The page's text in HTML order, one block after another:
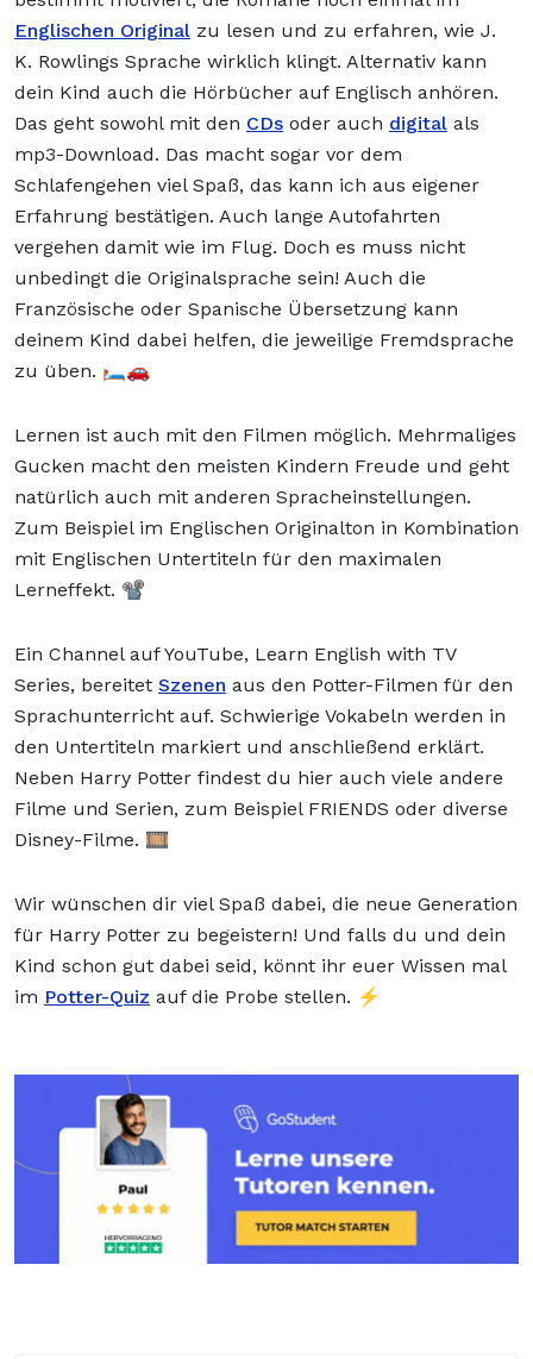
Englischen Original zu lesen und zu erfahren, wie J.
K. Rowlings Sprache wirklich klingt. Alternativ kann
dein Kind auch die Hörbücher auf Englisch anhören.
Das geht sowohl mit den CDs oder auch digital als
mp3-Download. Das macht sogar vor dem
Schlafengehen viel Spaß, das kann ich aus eigener
Erfahrung bestätigen. Auch lange Autofahrten
vergehen damit wie im Flug. Doch es muss nicht
unbedingt die Originalsprache sein! Auch die
Französische oder Spanische Übersetzung kann
deinem Kind dabei helfen, die jeweilige Fremdsprache
zu üben. 🛏️🚗
Lernen ist auch mit den Filmen möglich. Mehrmaliges
Gucken macht den meisten Kindern Freude und geht
natürlich auch mit anderen Spracheinstellungen.
Zum Beispiel im Englischen Originalton in Kombination
mit Englischen Untertiteln für den maximalen
Lerneffekt. 📽️
Ein Channel auf YouTube, Learn English with TV
Series, bereitet Szenen aus den Potter-Filmen für den
Sprachunterricht auf. Schwierige Vokabeln werden in
den Untertiteln markiert und anschließend erklärt.
Neben Harry Potter findest du hier auch viele andere
Filme und Serien, zum Beispiel FRIENDS oder diverse
Disney-Filme. 🎞️
Wir wünschen dir viel Spaß dabei, die neue Generation
für Harry Potter zu begeistern! Und falls du und dein
Kind schon gut dabei seid, könnt ihr euer Wissen mal
im Potter-Quiz auf die Probe stellen. ⚡